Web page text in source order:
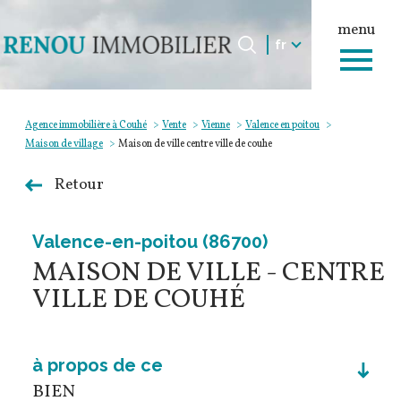
menu
Langue
fr
Accueil
Langue
fr
Agence immobilière à Couhé Vente Vienne
Valence en poitou
Maison de village
Maison de ville centre ville de couhe
Retour
Valence-en-poitou (86700)
MAISON DE VILLE - CENTRE
VILLE DE COUHÉ
à propos de ce
BIEN